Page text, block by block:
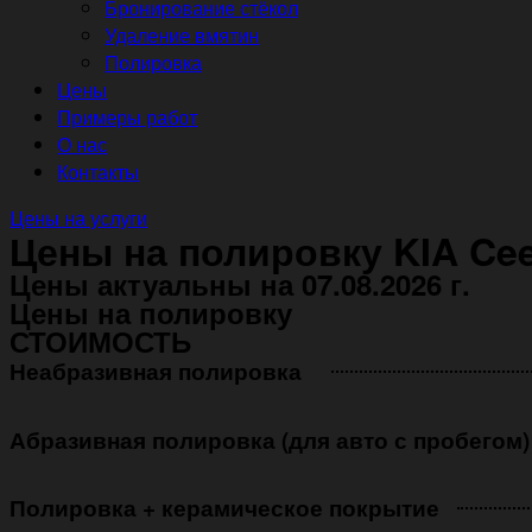
Бронирование стёкол
Удаление вмятин
Полировка
Цены
Примеры работ
О нас
Контакты
Цены на услуги
Цены на полировку KIA
Цены актуальны на 07.08.2026 г.
Цены на полировку
СТОИМОСТЬ
Неабразивная полировка ㅤㅤㅤㅤ ㅤㅤㅤㅤ ㅤㅤㅤ
Абразивная полировка (для авто с пробегом)
Полировка + керамическое покрытие ㅤㅤㅤㅤㅤ